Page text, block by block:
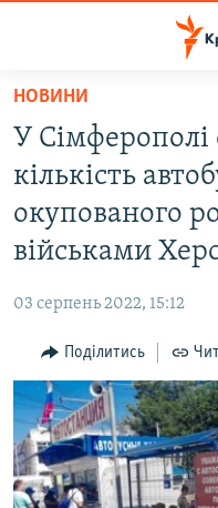
Перейти
основного
матеріалу
до
основної
Перейти
пошуку
НОВИНИ
ВОДА.КРИМ
ПОЛІТИКА
ПОГЛЯД
ІНТЕРВ'Ю
ВСЕ ЗА ДЕНЬ
СПЕЦПРОЕКТИ
ДЕПОРТАЦІЯ
ЯК ОБІЙТИ
НОВИНИ
У
кількість
окупованого
військами
03 серпень 2022, 15:12
Поділитись